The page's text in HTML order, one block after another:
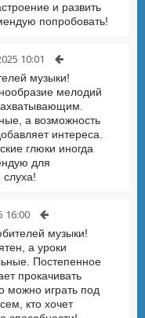
и развить
попробовать!
10:01
музыки!
мелодий
а возможность
интереса.
глюки иногда
для
слуха!
16:00
музыки!
а уроки
Постепенное
прокачивать
можно играть под
кто хочет